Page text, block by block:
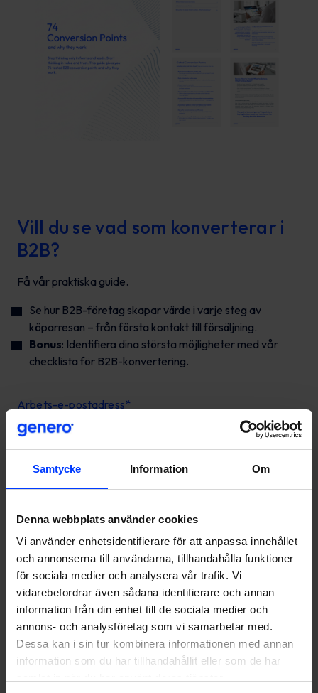
Samtycke Information Om
Denna webbplats använder cookies
Vi använder enhetsidentifierare för att anpassa innehållet
och annonserna till användarna, tillhandahålla funktioner
för sociala medier och analysera vår trafik. Vi
vidarebefordrar även sådana identifierare och annan
information från din enhet till de sociala medier och
annons- och analysföretag som vi samarbetar med.
Dessa kan i sin tur kombinera informationen med annan
information som du har tillhandahållit eller som de har
Vill du se vad som konverterar i
B2B?
Få vår praktiska guide.
Se hur B2B-företag skapar värde i varje steg av
köparresan – från första kontakt till försäljning.
Bonus: Identifiera dina största möjligheter med vår
checklista för B2B-konvertering.
Arbets-e-postadress*
Mix av mänsklig expertis och
AI-automation
Mänskliga experter säkerställer kvaliteten, AI driver
effektiviteten. Så här jobbar vi snabbare och smartare
med hjälp av AI: